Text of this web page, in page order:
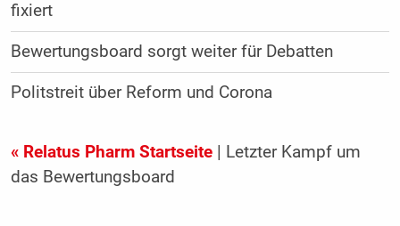
fixiert
Bewertungsboard sorgt weiter für Debatten
Politstreit über Reform und Corona
« Relatus Pharm Startseite| Letzter Kampf um
das Bewertungsboard